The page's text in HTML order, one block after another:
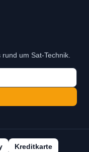
um Sat-Technik.
Kreditkarte